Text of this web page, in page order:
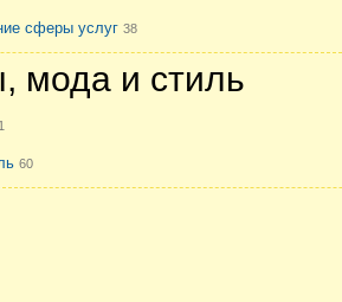
сферы услуг 38
мода и стиль
60